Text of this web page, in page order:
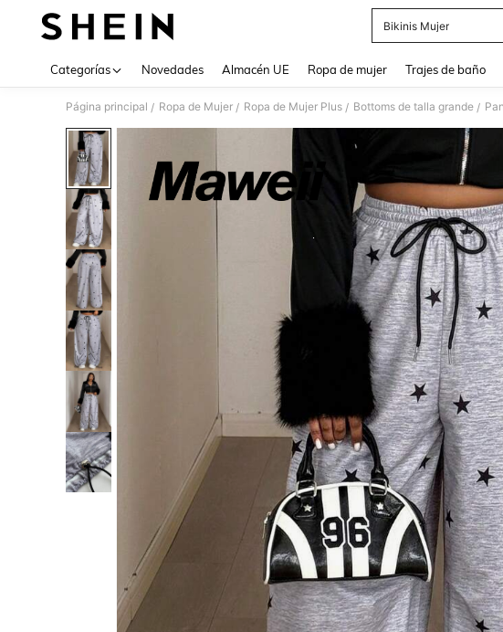
Bikinis Mujer
Categorías Novedades Almacén UE Ropa de mujer Trajes de baño
Página principal / Ropa de Mujer / Ropa de Mujer Plus / Bottoms de talla grande /